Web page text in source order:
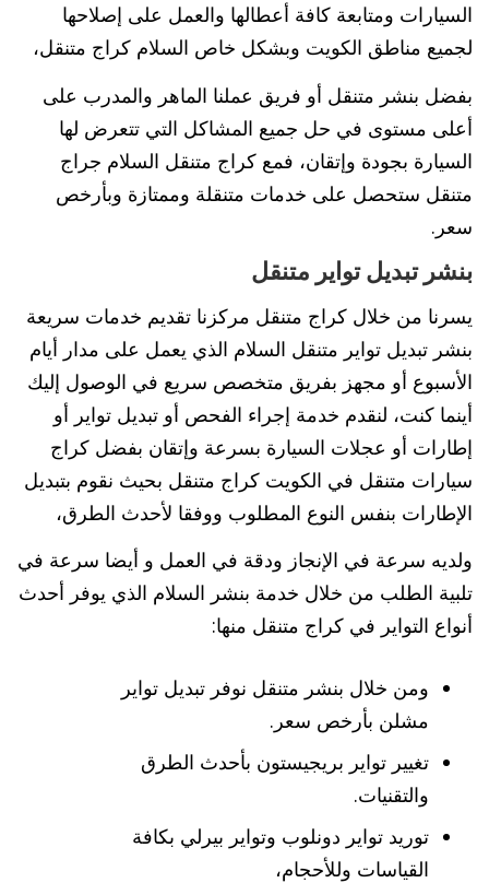
السيارات ومتابعة كافة أعطالها والعمل على إصلاحها
لجميع مناطق الكويت وبشكل خاص السلام كراج متنقل،
بفضل بنشر متنقل أو فريق عملنا الماهر والمدرب على
أعلى مستوى في حل جميع المشاكل التي تتعرض لها
السيارة بجودة وإتقان، فمع كراج متنقل السلام جراج
متنقل ستحصل على خدمات متنقلة وممتازة وبأرخص
سعر.
بنشر تبديل تواير متنقل
يسرنا من خلال كراج متنقل مركزنا تقديم خدمات سريعة
بنشر تبديل تواير متنقل السلام الذي يعمل على مدار أيام
الأسبوع أو مجهز بفريق متخصص سريع في الوصول إليك
أينما كنت، لنقدم خدمة إجراء الفحص أو تبديل تواير أو
إطارات أو عجلات السيارة بسرعة وإتقان بفضل كراج
سيارات متنقل في الكويت كراج متنقل بحيث نقوم بتبديل
الإطارات بنفس النوع المطلوب ووفقا لأحدث الطرق،
ولديه سرعة في الإنجاز ودقة في العمل و أيضا سرعة في
تلبية الطلب من خلال خدمة بنشر السلام الذي يوفر أحدث
أنواع التواير في كراج متنقل منها:
ومن خلال بنشر متنقل نوفر تبديل تواير
مشلن بأرخص سعر.
تغيير تواير بريجيستون بأحدث الطرق
والتقنيات.
توريد تواير دونلوب وتواير بيرلي بكافة
القياسات وللأحجام،